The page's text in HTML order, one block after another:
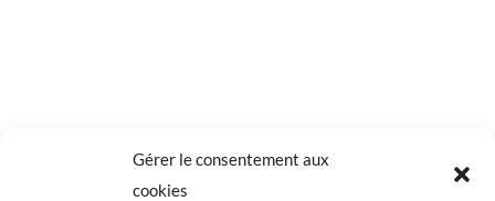
Gérer le consentement aux
cookies